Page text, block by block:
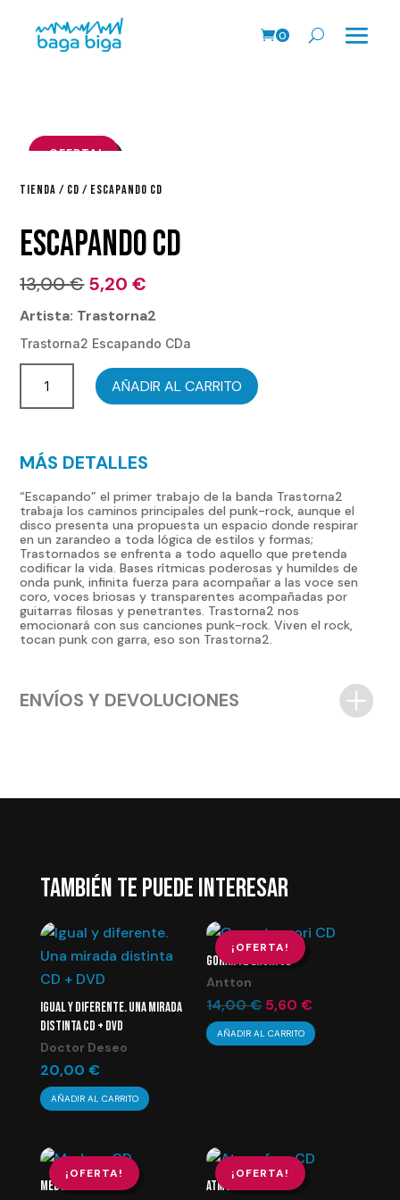
0
¡OFERTA!
TIENDA / CD / ESCAPANDO CD
ESCAPANDO CD
13,00€ El
precio
era:
13,00 €.
5,20€
precio
es:
5,20 €.
Artista: Trastorna2
Trastorna2 Escapando CDa
AÑADIR AL CARRITO
MÁS DETALLES
“Escapando” el primer trabajo de la banda Trastorna2
trabaja los caminos principales del punk-rock, aunque el
disco presenta una propuesta un espacio donde respirar
en un zarandeo a toda lógica de estilos y formas;
Trastornados se enfrenta a todo aquello que pretenda
codificar la vida. Bases rítmicas poderosas y humildes de
onda punk, infinita fuerza para acompañar a las voce sen
coro, voces briosas y transparentes acompañadas por
guitarras filosas y penetrantes. Trastorna2 nos
emocionará con sus canciones punk-rock. Viven el rock,
tocan punk con garra, eso son Trastorna2.
ENVÍOS Y DEVOLUCIONES
TAMBIÉN TE PUEDE INTERESAR
IGUAL Y DIFERENTE. UNA MIRADA
DISTINTA CD + DVD
Doctor Deseo
20,00 €
AÑADIR AL CARRITO
¡OFERTA!
GORANTZ ERORI CD
Antton
14,00€ El
precio
original
5,60€
precio
AÑADIR AL CARRITO
¡OFERTA!
MEDUSA CD
¡OFERTA!
ATMOSFERA CD